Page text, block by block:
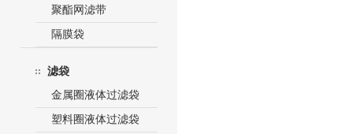
聚酯网滤带
隔膜袋
滤袋
金属圈液体过滤袋
塑料圈液体过滤袋